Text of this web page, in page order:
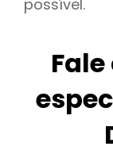
possível.